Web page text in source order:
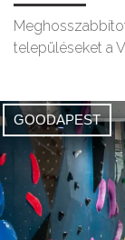
településeket a
GOODAPEST